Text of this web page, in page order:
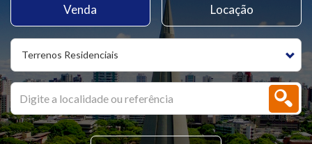
Terrenos Residenciais
Venda Locação